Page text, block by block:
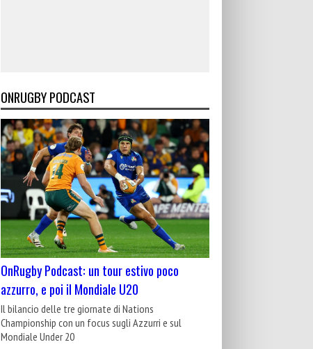
ONRUGBY PODCAST
OnRugby Podcast: un tour estivo poco
azzurro, e poi il Mondiale U20
Il bilancio delle tre giornate di Nations
Championship con un focus sugli Azzurri e sul
Mondiale Under 20